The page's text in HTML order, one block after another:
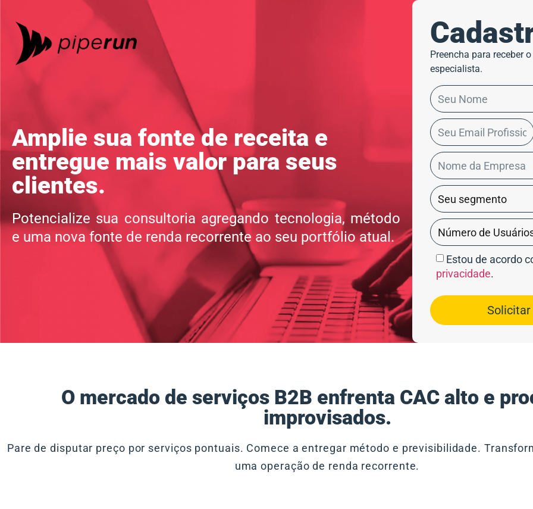
Amplie sua fonte de receita e
entregue mais valor para seus
clientes.
Potencialize sua consultoria agregando tecnologia, método
e uma nova fonte de renda recorrente ao seu portfólio atual.
Preencha para receber
especialista.
Estou de acordo
privacidade.
O mercado de serviços B2B enfrenta CAC alto e
improvisados.
Pare de disputar preço por serviços pontuais. Comece a entregar método e previsibilidade.
uma operação de renda recorrente.